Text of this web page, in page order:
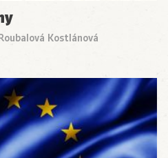
Kostlánová